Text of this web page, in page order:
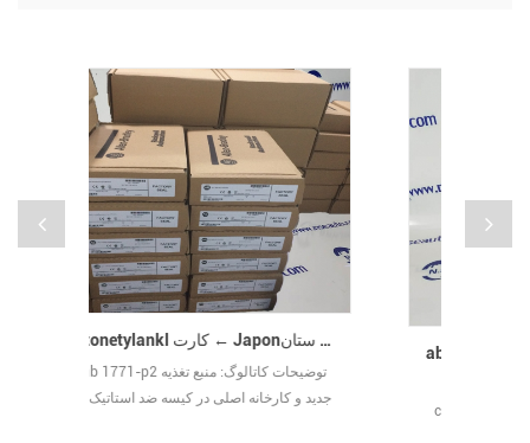
ab 1785-l80c15 controlnet 1.5 پردازنده
ab 1785-l80c15 توضیحات کاتالوگ:
controllnet 1.5 processor جدید و کارخانه